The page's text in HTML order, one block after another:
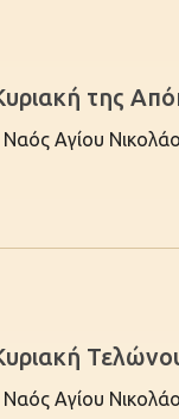
της
Ναός Αγίου
Ναός Αγίου